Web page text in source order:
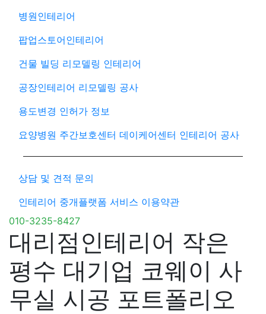
병원인테리어
팝업스토어인테리어
건물 빌딩 리모델링 인테리어
공장인테리어 리모델링 공사
용도변경 인허가 정보
요양병원 주간보호센터 데이케어센터 인테리어 공사
상담 및 견적 문의
인테리어 중개플랫폼 서비스 이용약관
010-3235-8427
대리점인테리어 작은
평수 대기업 코웨이 사
무실 시공 포트폴리오